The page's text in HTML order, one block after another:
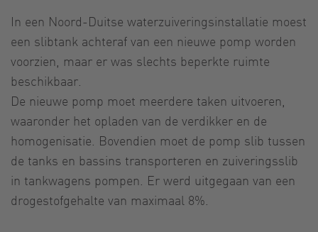
In een Noord-Duitse waterzuiveringsinstallatie moest
een slibtank achteraf van een nieuwe pomp worden
voorzien, maar er was slechts beperkte ruimte
beschikbaar.
De nieuwe pomp moet meerdere taken uitvoeren,
waaronder het opladen van de verdikker en de
homogenisatie. Bovendien moet de pomp slib tussen
de tanks en bassins transporteren en zuiveringsslib
in tankwagens pompen. Er werd uitgegaan van een
drogestofgehalte van maximaal 8%.